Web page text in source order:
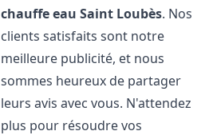
chauffe eau Saint Loubès. Nos
clients satisfaits sont notre
meilleure publicité, et nous
sommes heureux de partager
leurs avis avec vous. N'attendez
plus pour résoudre vos